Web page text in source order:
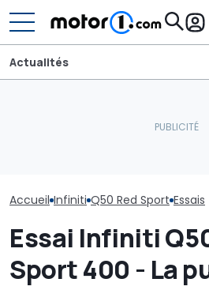
Actualités
Accueil Infiniti Q50 Red Sport Essais
Essai Infiniti
Sport 400 - La